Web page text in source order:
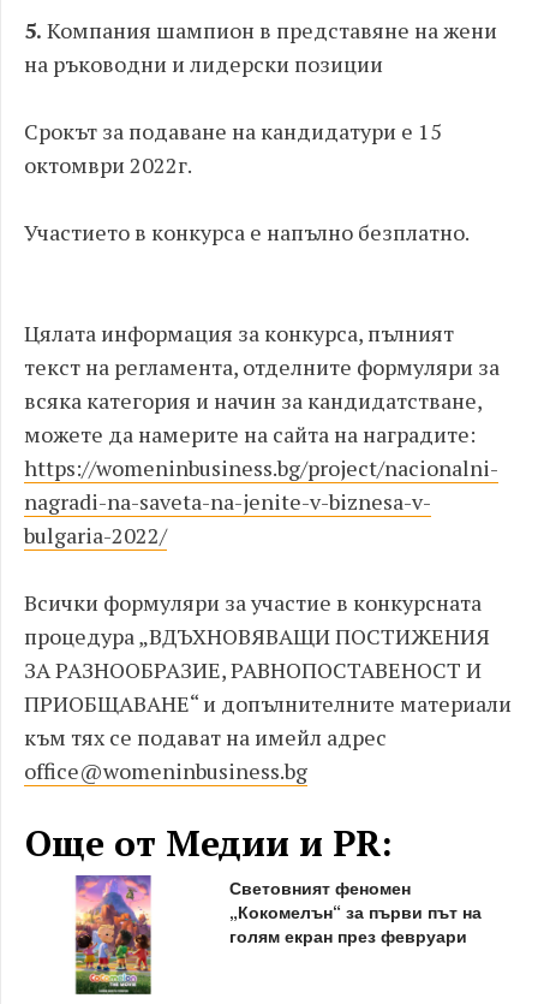
5. Компания шампион в представяне на жени
на ръководни и лидерски позиции
Срокът за подаване на кандидатури е 15
октомври 2022г.
Участието в конкурса е напълно безплатно.
Цялата информация за конкурса, пълният
текст на регламента, отделните формуляри за
всяка категория и начин за кандидатстване,
можете да намерите на сайта на наградите:
https://womeninbusiness.bg/project/nacionalni-
nagradi-na-saveta-na-jenite-v-biznesa-v-
bulgaria-2022/
Всички формуляри за участие в конкурсната
процедура „ВДЪХНОВЯВАЩИ ПОСТИЖЕНИЯ
ЗА РАЗНООБРАЗИЕ, РАВНОПОСТАВЕНОСТ И
ПРИОБЩАВАНЕ“ и допълнителните материали
към тях се подават на имейл адрес
office@womeninbusiness.bg
Още от Медии и PR:
Световният феномен
„Кокомелън“ за първи път на
голям екран през февруари